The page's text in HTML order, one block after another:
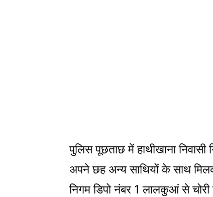
पुलिस पूछताछ में हाथीखाना निवासी
अपने छह अन्य साथियों के साथ
निगम डिपो नंबर 1 लालकुआं से